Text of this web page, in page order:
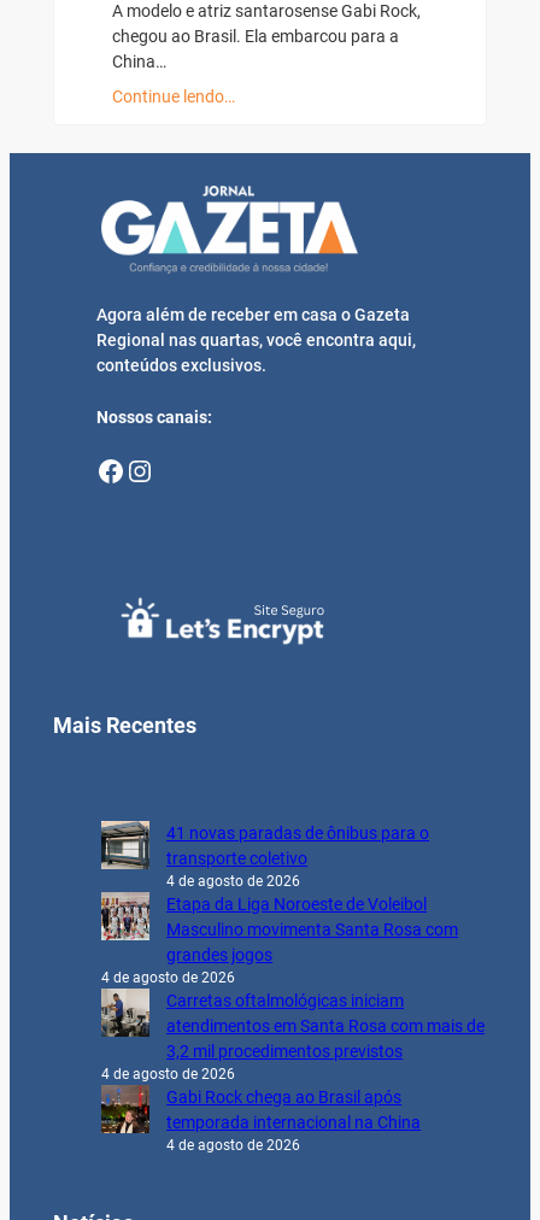
A modelo e atriz santarosense Gabi Rock,
chegou ao Brasil. Ela embarcou para a
China…
Continue lendo…
Agora além de receber em casa o Gazeta
Regional nas quartas, você encontra aqui,
conteúdos exclusivos.
Nossos canais:
Facebook Instagram
Mais Recentes
41 novas paradas de ônibus para o
transporte coletivo
4 de agosto de 2026
Etapa da Liga Noroeste de Voleibol
Masculino movimenta Santa Rosa com
grandes jogos
4 de agosto de 2026
Carretas oftalmológicas iniciam
atendimentos em Santa Rosa com mais de
3,2 mil procedimentos previstos
4 de agosto de 2026
Gabi Rock chega ao Brasil após
temporada internacional na China
4 de agosto de 2026